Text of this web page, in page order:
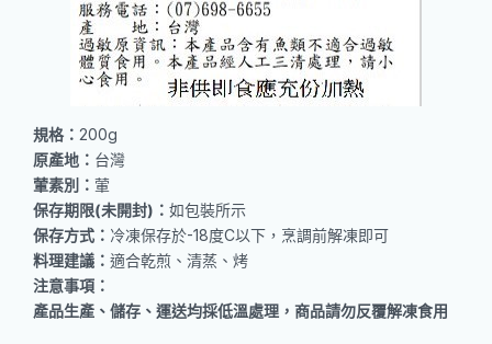
規格： 200g
原產地： 台灣
葷素別： 葷
保存期限(未開封)： 如包裝所示
保存方式： 冷凍保存於-18度C以下，烹調前解凍即可
料理建議： 適合乾煎、清蒸、烤
注意事項：
產品生產、儲存、運送均採低溫處理，商品請勿反覆解凍食用